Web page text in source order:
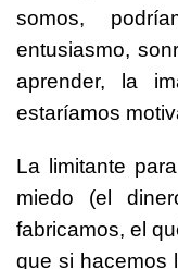
somos,
entusiasmo,
aprender, la
estaríamos
La limitante
miedo (el
fabricamos, el
que si hacemos